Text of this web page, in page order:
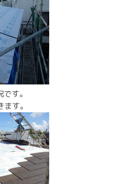
す。
す。